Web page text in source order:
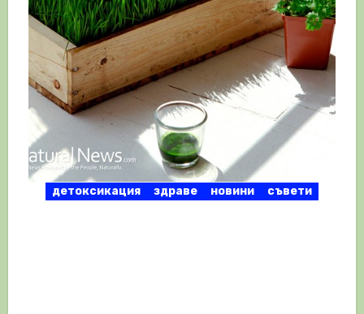
детоксикация здраве новини съвети